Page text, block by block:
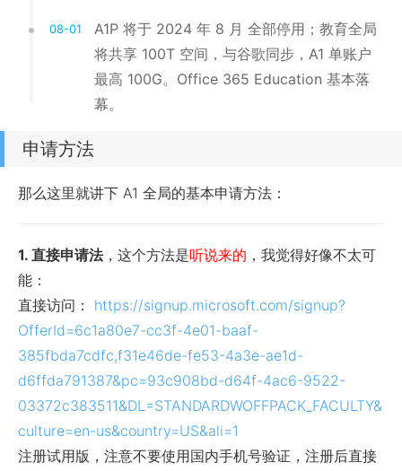
A1P 将于 2024 年 8 月 全部停用；教育全局
将共享 100T 空间，与谷歌同步，A1 单账户
最高 100G。Office 365 Education 基本落
幕。
08-01
申请方法
那么这里就讲下 A1 全局的基本申请方法：
1. 直接申请法，这个方法是听说来的 ，我觉得好像不太可
能：
直接访问： https://signup.microsoft.com/signup?
OfferId=6c1a80e7-cc3f-4e01-baaf-
385fbda7cdfc,f31e46de-fe53-4a3e-ae1d-
d6ffda791387&pc=93c908bd-d64f-4ac6-9522-
03372c383511&DL=STANDARDWOFFPACK_FACULTY&
culture=en-us&country=US&ali=1
注册试用版，注意不要使用国内手机号验证，注册后直接